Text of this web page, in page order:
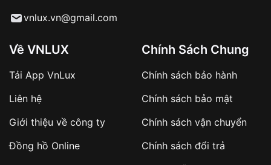
Từ khóa SEO:
sản phẩm đặc biệt
hàng
Số tiền còn lại thanh toán khi nhận hàng hoặc
vnlux.vn@gmail.com
Về VNLUX
Tải App VnLux
Liên hệ
Giới thiệu về công ty
Đồng hồ Online
Chính Sách Chung
Chính sách bảo hành
Chính sách bảo mật
Chính sách vận chuyển
Chính sách đổi trả